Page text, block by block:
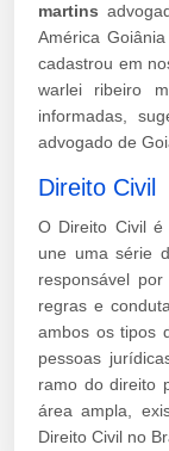
martins
América
cadastrou em
warlei ribeiro
informadas,
advogado de
Direito Civil
O Direito Civil
une uma série
responsável
regras e
ambos os tipos
pessoas
ramo do direito
área ampla,
Direito Civil no